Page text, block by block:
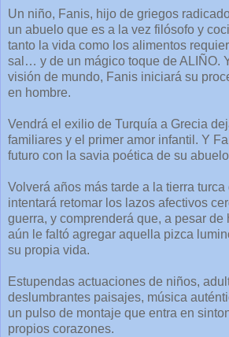
Un niño, Fanis, hijo de griegos
un abuelo que es a la vez filósofo y
tanto la vida como los alimentos
sal… y de un mágico toque de ALIÑO.
visión de mundo, Fanis iniciará su
en hombre.
Vendrá el exilio de Turquía a Grecia
familiares y el primer amor infantil. Y
futuro con la savia poética de su
Volverá años más tarde a la tierra
intentará retomar los lazos afectivos
guerra, y comprenderá que, a pesar de
aún le faltó agregar aquella pizca
su propia vida.
Estupendas actuaciones de niños,
deslumbrantes paisajes, música
un pulso de montaje que entra en
propios corazones.